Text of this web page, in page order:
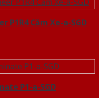
P1R4 Căm Xe-a-SGD
P1-a-SGD